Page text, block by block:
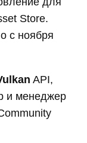
Store.
с ноября
API,
и менеджер